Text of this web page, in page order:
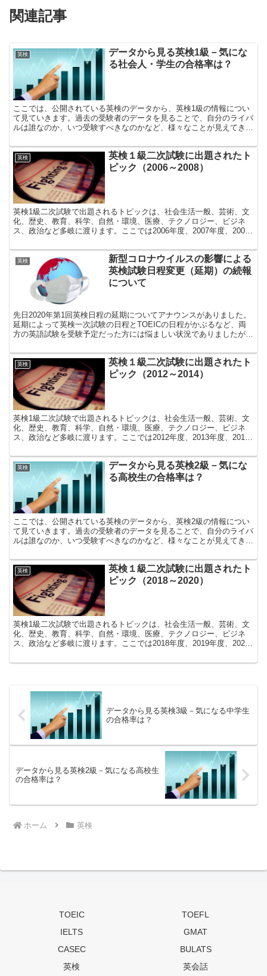
関連記事
英検
データから見る英検1級－気にな
る社会人・学生の合格率は？
ここでは、公開されている英検のデータから、英検1級の情報につい
て見ていきます。過去の受験者のデータを見ることで、自分のライバ
ルは誰なのか、いつ受験すべきなのかなど、様々なことが見えてきま
験者の属性による合格率の差なども分析しています。
英検
英検１級二次試験に出題されたト
ピック（2006～2008）
英検1級二次試験で出題されるトピックは、社会生活一般、芸術、文
化、歴史、教育、科学、自然・環境、医療、テクノロジー、ビジネ
ス、政治など多岐に渡ります。ここでは2006年度、2007年度、2008
トピックが出題されたと想定して、短時間でスピーチを組み立てるこ
とができるか試してみましょう。
英検
新型コロナウイルスの影響による
英検試験日程変更（延期）の続報
について
先日2020年第1回英検日程の延期についてアナウンスがありました。
延期によって英検一次試験の日程とTOEICの日程がかぶるなど、両
方の英語試験を受験予定だった方には悩ましい状況でありましたが、
ついては変更後の6月28日（日）の試験については予定通り実施予定
である旨、アナウンスがありました。一方、二次試験の本会場日程が
1日しかなくなったことに対して、細かなアップデートがありまし
た。
英検
英検１級二次試験に出題されたト
ピック（2012～2014）
英検1級二次試験で出題されるトピックは、社会生活一般、芸術、文
化、歴史、教育、科学、自然・環境、医療、テクノロジー、ビジネ
ス、政治など多岐に渡ります。ここでは2012年度、2013年度、2014
トピックが出題されたと想定して、短時間でスピーチを組み立てるこ
とができるか試してみましょう。
英検
データから見る英検2級－気にな
る高校生の合格率は？
ここでは、公開されている英検のデータから、英検2級の情報につい
て見ていきます。過去の受験者のデータを見ることで、自分のライバ
ルは誰なのか、いつ受験すべきなのかなど、様々なことが見えてきま
験者の属性による合格率の差なども分析しています。
英検
英検１級二次試験に出題されたト
ピック（2018～2020）
英検1級二次試験で出題されるトピックは、社会生活一般、芸術、文
化、歴史、教育、科学、自然・環境、医療、テクノロジー、ビジネ
ス、政治など多岐に渡ります。ここでは2018年度、2019年度、2020
トピックが出題されたと想定して、短時間でスピーチを組み立てるこ
データから見る英検3級－気になる中学生
の合格率は？
データから見る英検2級－気になる高校生
の合格率は？
ホーム 英検
TOEIC
TOEFL
IELTS
GMAT
CASEC
BULATS
英検
英会話